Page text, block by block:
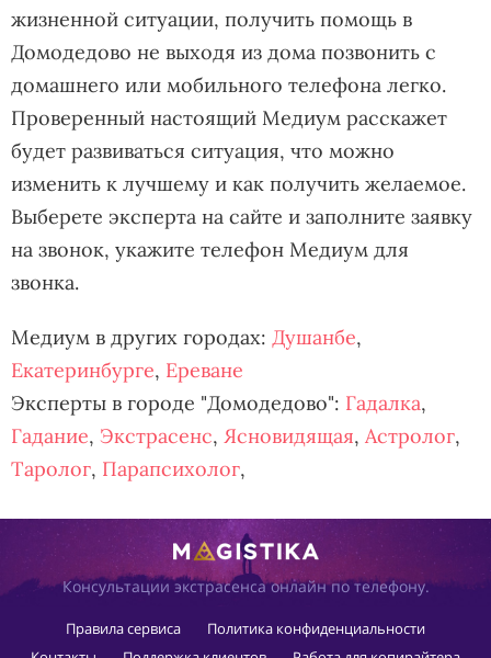
жизненной ситуации, получить помощь в
Домодедово не выходя из дома позвонить с
домашнего или мобильного телефона легко.
Проверенный настоящий Медиум расскажет
будет развиваться ситуация, что можно
изменить к лучшему и как получить желаемое.
Выберете эксперта на сайте и заполните заявку
на звонок, укажите телефон Медиум для
звонка.
Медиум в других городах: Душанбе,
Екатеринбурге, Ереване
Эксперты в городе "Домодедово": Гадалка,
Гадание, Экстрасенс, Ясновидящая, Астролог,
Таролог, Парапсихолог,
Консультации экстрасенса онлайн по телефону.
Правила сервиса
Политика конфиденциальности